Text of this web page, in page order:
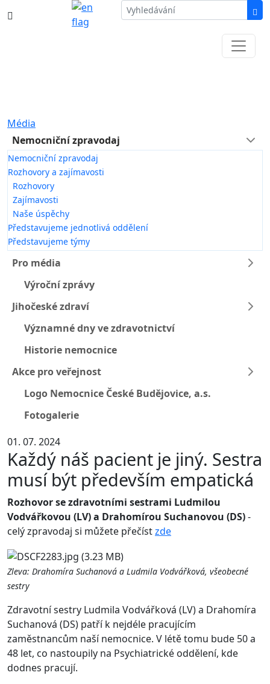
Média
Nemocniční zpravodaj
Nemocniční zpravodaj
Rozhovory a zajímavosti
Rozhovory
Zajímavosti
Naše úspěchy
Představujeme jednotlivá oddělení
Představujeme týmy
Pro média
Výroční zprávy
Jihočeské zdraví
Významné dny ve zdravotnictví
Historie nemocnice
Akce pro veřejnost
Logo Nemocnice České Budějovice, a.s.
Fotogalerie
01. 07. 2024
Každý náš pacient je jiný. Sestra
musí být především empatická
Rozhovor se zdravotními sestrami Ludmilou
Vodvářkovou (LV) a Drahomírou Suchanovou (DS)-
celý zpravodaj si můžete přečístzde
Zleva: Drahomíra Suchanová a Ludmila Vodvářková, všeobecné
sestry
Zdravotní sestry Ludmila Vodvářková (LV) a Drahomíra
Suchanová (DS) patří k nejdéle pracujícím
zaměstnancům naší nemocnice. V létě tomu bude 50 a
48 let, co nastoupily na Psychiatrické oddělení, kde
dodnes pracují.